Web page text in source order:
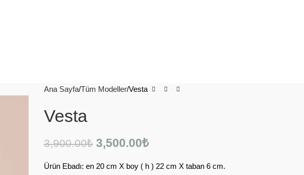
Ana Sayfa Tüm Modeller Vesta
Vesta
3,900.00₺ 3,500.00₺
Ürün Ebadı: en 20 cm X boy ( h ) 22 cm X taban 6 cm.